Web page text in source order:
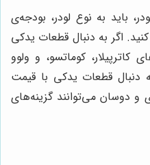
باید به نوع لودر، بودجه‌ی
اگر به دنبال قطعات یدکی
کاترپیلار، کوماتسو، و ولوو
دنبال قطعات یدکی با قیمت
و دوسان می‌توانند گزینه‌های